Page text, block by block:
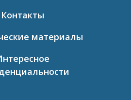
Контакты
материалы